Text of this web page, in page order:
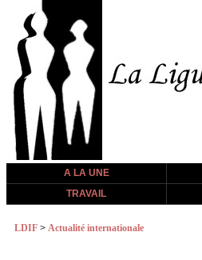
A LA UNE
TRAVAIL
LDIF > Actualité internationale